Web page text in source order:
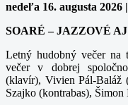
nedeľa 16. augusta 2026
SOARÉ – JAZZOVÉ
Letný hudobný večer na
večer v dobrej
(klavír), Vivien Pál-Baláž
Szajko (kontrabas),